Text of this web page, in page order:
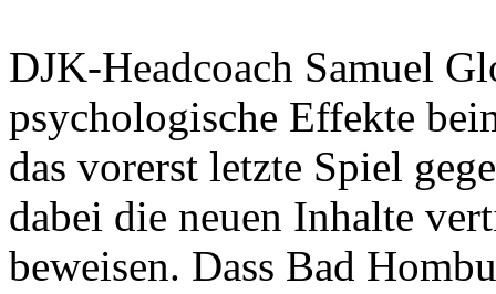
DJK-Headcoach Samuel
psychologische Effekte
das vorerst letzte Spiel
dabei die neuen Inhalte
beweisen. Dass Bad